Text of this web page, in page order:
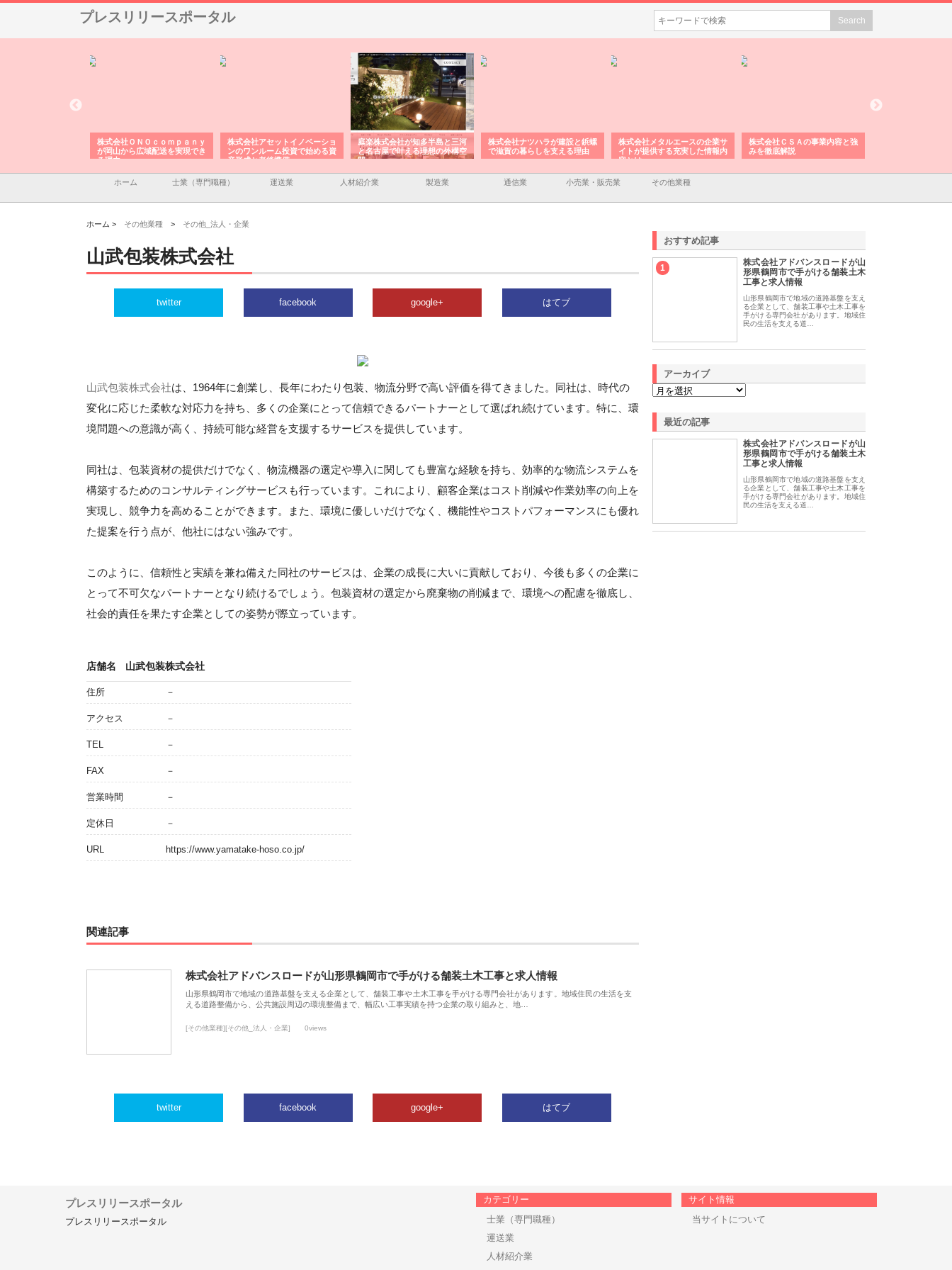
プレスリリースポータル
株式会社ＯＮＯｃｏｍｐａｎｙ
が岡山から広域配送を実現でき
る理由
株式会社アセットイノベーショ
ンのワンルーム投資で始める資
産形成と老後準備
庭楽株式会社が知多半島と三河
と名古屋で叶える理想の外構空
間
株式会社ナツハラが建設と鋲螺
で滋賀の暮らしを支える理由
株式会社メタルエースの企業サ
イトが提供する充実した情報内
容とは
株式会社ＣＳＡの事業内容と強
みを徹底解説
ホーム 士業（専門職種） 運送業 人材紹介業 製造業 通信業 小売業・販売業 その他業種
ホーム > その他業種 > その他_法人・企業
山武包装株式会社
twitter facebook google+ はてブ
山武包装株式会社は、1964年に創業し、長年にわたり包装、物流分野で高い評価を得てきました。同社は、時代の
変化に応じた柔軟な対応力を持ち、多くの企業にとって信頼できるパートナーとして選ばれ続けています。特に、環
境問題への意識が高く、持続可能な経営を支援するサービスを提供しています。
同社は、包装資材の提供だけでなく、物流機器の選定や導入に関しても豊富な経験を持ち、効率的な物流システムを
構築するためのコンサルティングサービスも行っています。これにより、顧客企業はコスト削減や作業効率の向上を
実現し、競争力を高めることができます。また、環境に優しいだけでなく、機能性やコストパフォーマンスにも優れ
た提案を行う点が、他社にはない強みです。
このように、信頼性と実績を兼ね備えた同社のサービスは、企業の成長に大いに貢献しており、今後も多くの企業に
とって不可欠なパートナーとなり続けるでしょう。包装資材の選定から廃棄物の削減まで、環境への配慮を徹底し、
社会的責任を果たす企業としての姿勢が際立っています。
店舗名 山武包装株式会社
住所 －
アクセス －
TEL －
FAX －
営業時間 －
定休日 －
URL https://www.yamatake-hoso.co.jp/
関連記事
株式会社アドバンスロードが山形県鶴岡市で手がける舗装土木工事と求人情報
山形県鶴岡市で地域の道路基盤を支える企業として、舗装工事や土木工事を手がける専門会社があります。地域住民の生活を支
える道路整備から、公共施設周辺の環境整備まで、幅広い工事実績を持つ企業の取り組みと、地…
[その他業種][その他_法人・企業] 0views
twitter facebook google+ はてブ
おすすめ記事
1
株式会社アドバンスロードが山
形県鶴岡市で手がける舗装土木
工事と求人情報
山形県鶴岡市で地域の道路基盤を支え
る企業として、舗装工事や土木工事を
手がける専門会社があります。地域住
民の生活を支える道…
アーカイブ
最近の記事
株式会社アドバンスロードが山
形県鶴岡市で手がける舗装土木
工事と求人情報
山形県鶴岡市で地域の道路基盤を支え
る企業として、舗装工事や土木工事を
手がける専門会社があります。地域住
民の生活を支える道…
プレスリリースポータル
プレスリリースポータル
カテゴリー
士業（専門職種）
運送業
人材紹介業
サイト情報
当サイトについて